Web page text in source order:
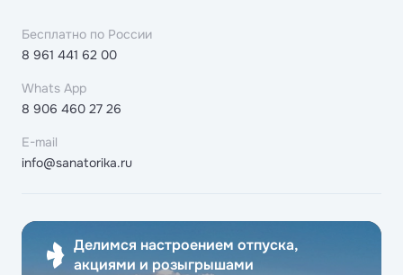
Бесплатно по России
8 961 441 62 00
Whats App
8 906 460 27 26
E-mail
info@sanatorika.ru
Делимся настроением отпуска,
акциями и розыгрышами